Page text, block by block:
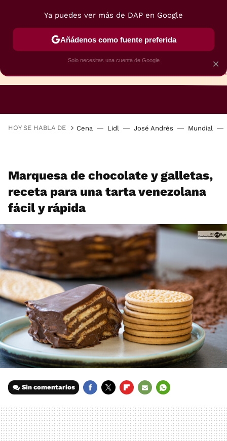
HOY SE HABLA DE Cena Lidl José Andrés Mundial
Marquesa de chocolate y galletas,
receta para una tarta venezolana
fácil y rápida
Sin comentarios
MAIL
×
Ya puedes ver más de DAP en Google
Añádenos como fuente preferida
Solo necesitas una cuenta de Google